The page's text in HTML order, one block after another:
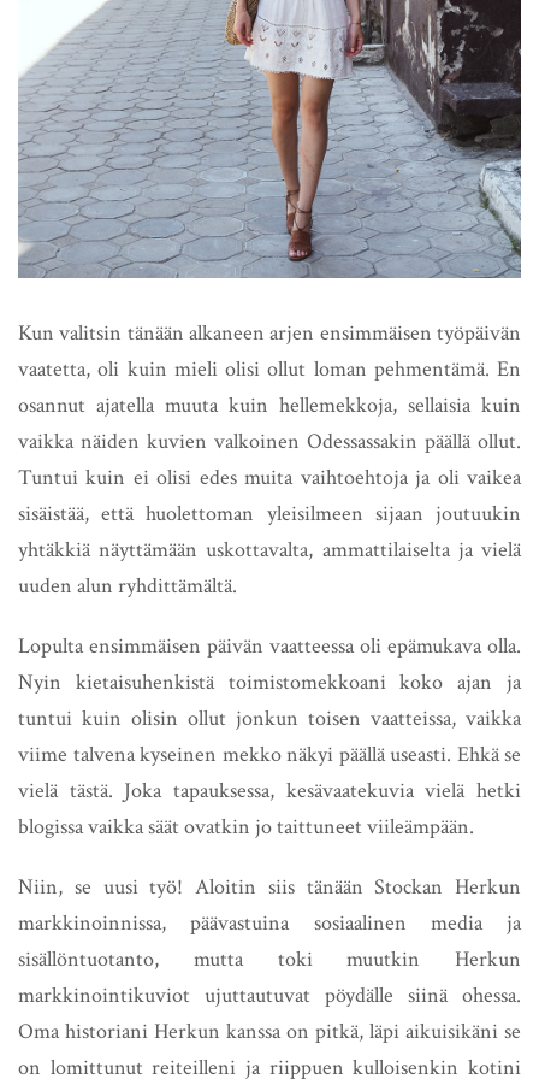
Kun valitsin tänään alkaneen arjen ensimmäisen työpäivän
vaatetta, oli kuin mieli olisi ollut loman pehmentämä. En
osannut ajatella muuta kuin hellemekkoja, sellaisia kuin
vaikka näiden kuvien valkoinen Odessassakin päällä ollut.
Tuntui kuin ei olisi edes muita vaihtoehtoja ja oli vaikea
sisäistää, että huolettoman yleisilmeen sijaan joutuukin
yhtäkkiä näyttämään uskottavalta, ammattilaiselta ja vielä
uuden alun ryhdittämältä.
Lopulta ensimmäisen päivän vaatteessa oli epämukava olla.
Nyin kietaisuhenkistä toimistomekkoani koko ajan ja
tuntui kuin olisin ollut jonkun toisen vaatteissa, vaikka
viime talvena kyseinen mekko näkyi päällä useasti. Ehkä se
vielä tästä. Joka tapauksessa, kesävaatekuvia vielä hetki
blogissa vaikka säät ovatkin jo taittuneet viileämpään.
Niin, se uusi työ! Aloitin siis tänään Stockan Herkun
markkinoinnissa, päävastuina sosiaalinen media ja
sisällöntuotanto, mutta toki muutkin Herkun
markkinointikuviot ujuttautuvat pöydälle siinä ohessa.
Oma historiani Herkun kanssa on pitkä, läpi aikuisikäni se
on lomittunut reiteilleni ja riippuen kulloisenkin kotini